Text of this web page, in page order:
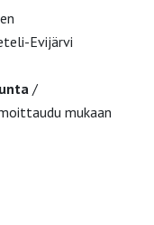
Evijärvi
/
mukaan